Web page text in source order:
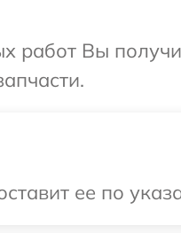
работ Вы
ее по